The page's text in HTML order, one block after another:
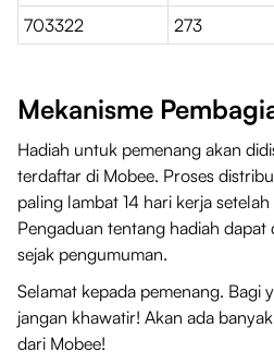
703322
273
Mekanisme
Hadiah untuk pemenang akan
terdaftar di Mobee. Proses
paling lambat 14 hari kerja
Pengaduan tentang hadiah dapat
sejak pengumuman.
Selamat kepada pemenang. Bagi
jangan khawatir! Akan ada
dari Mobee!